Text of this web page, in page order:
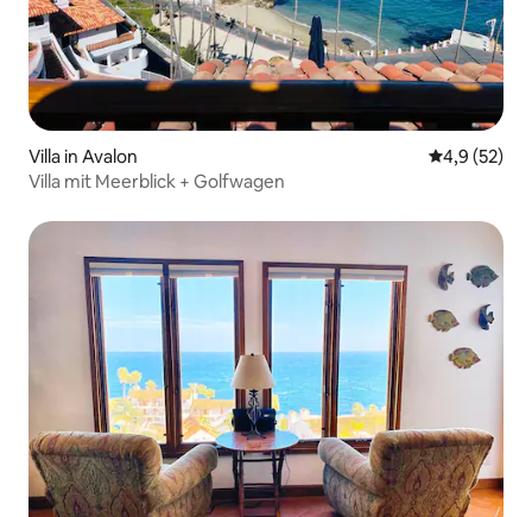
Villa in Avalon
4,9 (52)
Villa mit Meerblick + Golfwagen